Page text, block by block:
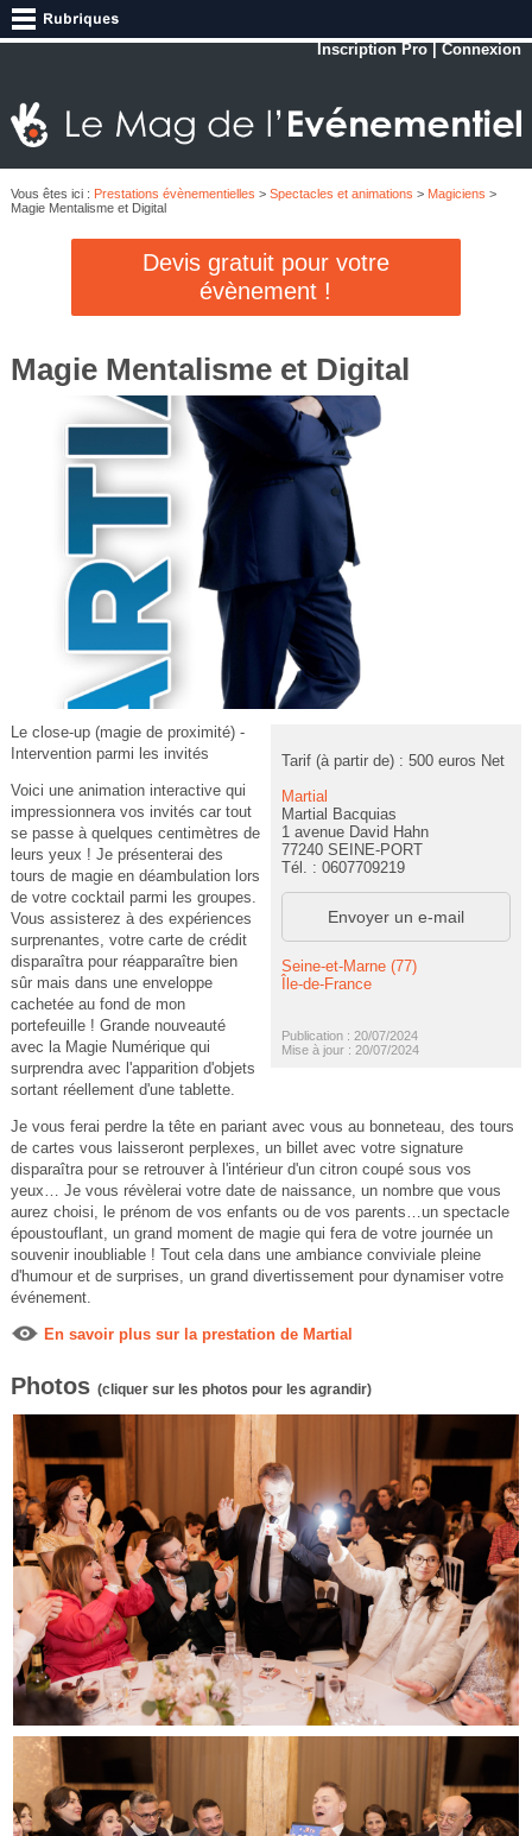
Inscription Pro |Connexion
Vous êtes ici : Prestations évènementielles > Spectacles et animations > Magiciens >
Magie Mentalisme et Digital
Devis gratuit pour votre
évènement !
Magie Mentalisme et Digital
Tarif (à partir de) : 500 euros Net
Martial
Martial Bacquias
1 avenue David Hahn
77240 SEINE-PORT
Tél. : 0607709219
Envoyer un e-mail
Seine-et-Marne (77)
Île-de-France
Publication : 20/07/2024
Mise à jour : 20/07/2024
Le close-up (magie de proximité) -
Intervention parmi les invités
Voici une animation interactive qui
impressionnera vos invités car tout
se passe à quelques centimètres de
leurs yeux ! Je présenterai des
tours de magie en déambulation lors
de votre cocktail parmi les groupes.
Vous assisterez à des expériences
surprenantes, votre carte de crédit
disparaîtra pour réapparaître bien
sûr mais dans une enveloppe
cachetée au fond de mon
portefeuille ! Grande nouveauté
avec la Magie Numérique qui
surprendra avec l'apparition d'objets
sortant réellement d'une tablette.
Je vous ferai perdre la tête en pariant avec vous au bonneteau, des tours
de cartes vous laisseront perplexes, un billet avec votre signature
disparaîtra pour se retrouver à l'intérieur d'un citron coupé sous vos
yeux… Je vous révèlerai votre date de naissance, un nombre que vous
aurez choisi, le prénom de vos enfants ou de vos parents…un spectacle
époustouflant, un grand moment de magie qui fera de votre journée un
souvenir inoubliable ! Tout cela dans une ambiance conviviale pleine
d'humour et de surprises, un grand divertissement pour dynamiser votre
événement.
En savoir plus sur la prestation de Martial
Photos (cliquer sur les photos pour les agrandir)